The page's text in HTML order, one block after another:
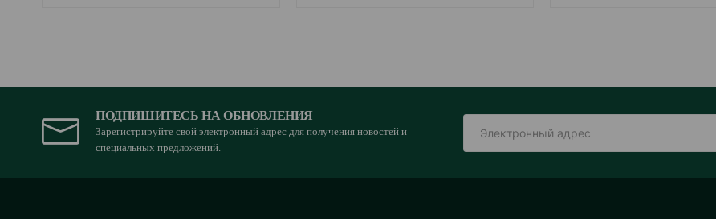
ПОДПИШИТЕСЬ НА ОБНОВЛЕНИЯ
Зарегистрируйте свой электронный адрес для получения новостей и
специальных предложений.